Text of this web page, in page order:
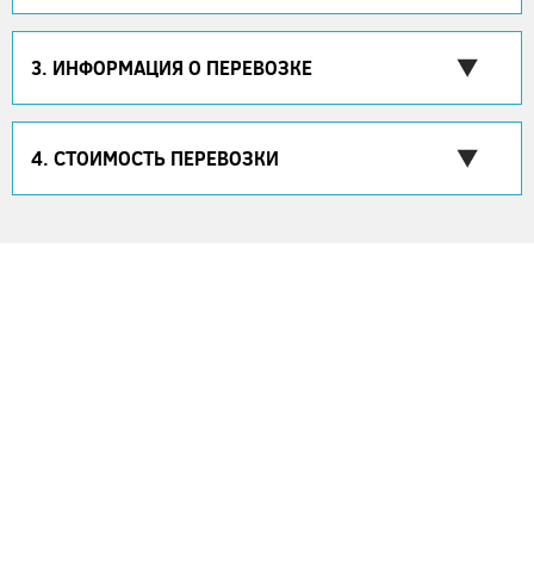
3. ИНФОРМАЦИЯ О ПЕРЕВОЗКЕ
4. СТОИМОСТЬ ПЕРЕВОЗКИ